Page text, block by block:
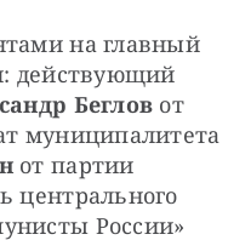
на главный
действующий
Беглов от
муниципалитета
от партии
центрального